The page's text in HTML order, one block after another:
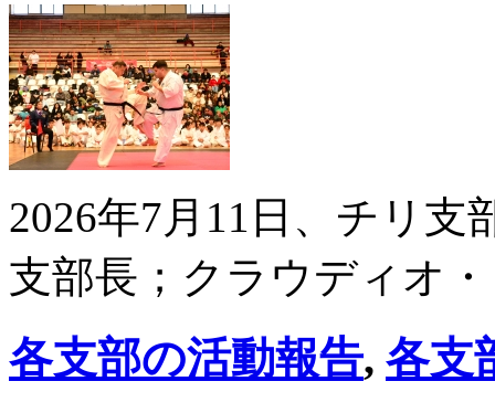
2026年7月11日、チリ
支部長；クラウディオ
各支部の活動報告, 各支